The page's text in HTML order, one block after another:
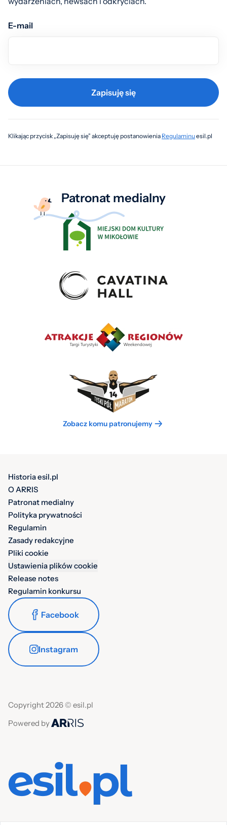
E-mail
Zapisuję się
Klikając przycisk „Zapisuję się” akceptuję postanowienia Regulaminuesil.pl
Patronat medialny
Zobacz komu patronujemy
Historia esil.pl
O ARRIS
Patronat medialny
Polityka prywatności
Regulamin
Zasady redakcyjne
Pliki cookie
Ustawienia plików cookie
Release notes
Regulamin konkursu
Facebook
Instagram
Copyright 2026 © esil.pl
Powered by